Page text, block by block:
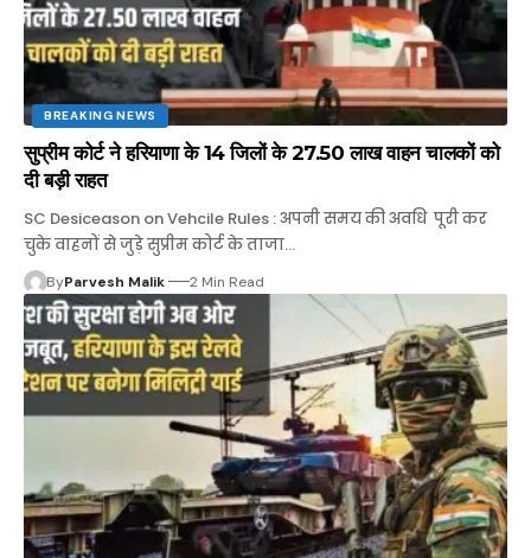
BREAKING NEWS
सुप्रीम कोर्ट ने हरियाणा के 14 जिलों के 27.50 लाख वाहन चालकों को
दी बड़ी राहत
SC Desiceason on Vehcile Rules : अपनी समय की अवधि पूरी कर
चुके वाहनों से जुड़े सुप्रीम कोर्ट के ताजा…
ByParvesh Malik 2 Min Read